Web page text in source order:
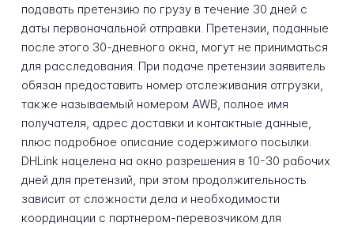
подавать претензию по грузу в течение 30 дней с
даты первоначальной отправки. Претензии, поданные
после этого 30-дневного окна, могут не приниматься
для расследования. При подаче претензии заявитель
обязан предоставить номер отслеживания отгрузки,
также называемый номером AWB, полное имя
получателя, адрес доставки и контактные данные,
плюс подробное описание содержимого посылки.
DHLink нацелена на окно разрешения в 10-30 рабочих
дней для претензий, при этом продолжительность
зависит от сложности дела и необходимости
координации с партнером-перевозчиком для